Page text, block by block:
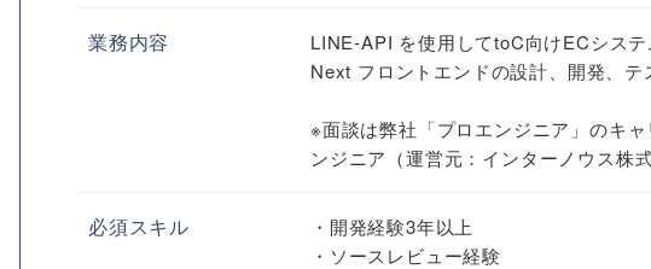
業務内容
LINE-API を使用してtoC向けECシス
Next フロントエンドの設計、開発、テ
※面談は弊社「プロエンジニア」のキ
ンジニア（運営元：インターノウス株
必須スキル
・開発経験3年以上
・ソースレビュー経験